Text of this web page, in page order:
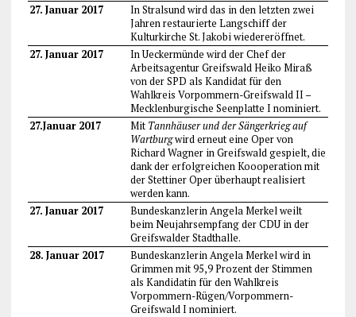
27. Januar 2017
In Stralsund wird das in den letzten zwei
Jahren restaurierte Langschiff der
Kulturkirche St. Jakobi wiedereröffnet.
27. Januar 2017
In Ueckermünde wird der Chef der
Arbeitsagentur Greifswald Heiko Miraß
von der SPD als Kandidat für den
Wahlkreis Vorpommern-Greifswald II –
Mecklenburgische Seenplatte I nominiert.
27.Januar 2017
Mit Tannhäuser und der Sängerkrieg auf
Wartburgwird erneut eine Oper von
Richard Wagner in Greifswald gespielt, die
dank der erfolgreichen Koooperation mit
der Stettiner Oper überhaupt realisiert
werden kann.
27. Januar 2017
Bundeskanzlerin Angela Merkel weilt
beim Neujahrsempfang der CDU in der
Greifswalder Stadthalle.
28. Januar 2017
Bundeskanzlerin Angela Merkel wird in
Grimmen mit 95,9 Prozent der Stimmen
als Kandidatin für den Wahlkreis
Vorpommern-Rügen/Vorpommern-
Greifswald I nominiert.